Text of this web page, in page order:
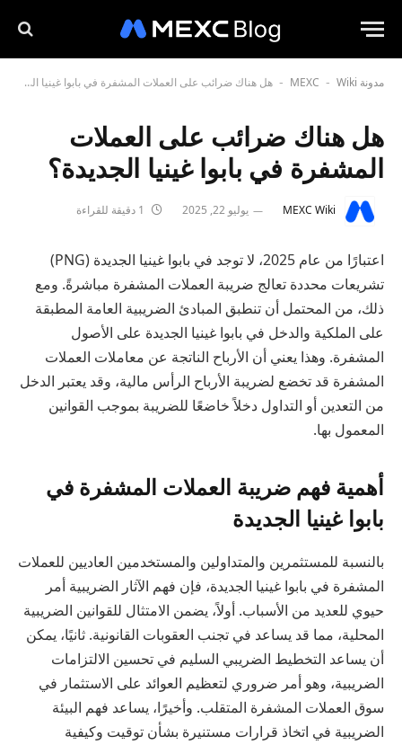
مدونة MEXC - Wiki
- هل هناك ضرائب على العملات المشفرة في بابوا غينيا الجديدة؟
هل هناك ضرائب على العملات
المشفرة في بابوا غينيا الجديدة؟
MEXC Wiki يوليو 22, 2025
اعتبارًا من عام 2025، لا توجد في بابوا غينيا الجديدة (PNG)
تشريعات محددة تعالج ضريبة العملات المشفرة مباشرةً. ومع
ذلك، من المحتمل أن تنطبق المبادئ الضريبية العامة المطبقة
على الملكية والدخل في بابوا غينيا الجديدة على الأصول
المشفرة. وهذا يعني أن الأرباح الناتجة عن معاملات العملات
المشفرة قد تخضع لضريبة الأرباح الرأس مالية، وقد يعتبر الدخل
من التعدين أو التداول دخلاً خاضعًا للضريبة بموجب القوانين
المعمول بها.
أهمية فهم ضريبة العملات المشفرة في
بابوا غينيا الجديدة
بالنسبة للمستثمرين والمتداولين والمستخدمين العاديين للعملات
المشفرة في بابوا غينيا الجديدة، فإن فهم الآثار الضريبية أمر
حيوي للعديد من الأسباب. أولاً، يضمن الامتثال للقوانين الضريبية
المحلية، مما قد يساعد في تجنب العقوبات القانونية. ثانيًا، يمكن
أن يساعد التخطيط الضريبي السليم في تحسين الالتزامات
الضريبية، وهو أمر ضروري لتعظيم العوائد على الاستثمار في
سوق العملات المشفرة المتقلب. وأخيرًا، يساعد فهم البيئة
الضريبية في اتخاذ قرارات مستنيرة بشأن توقيت وكيفية